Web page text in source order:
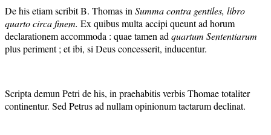
De his etiam scribit B. Thomas in Summa contra gentiles, libro
quarto circa finem. Ex quibus multa accipi queunt ad horum
declarationem accommoda : quae tamen ad quartum Sententiarum
plus periment ; et ibi, si Deus concesserit, inducentur.
Scripta demun Petri de his, in praehabitis verbis Thomae totaliter
continentur. Sed Petrus ad nullam opinionum tactarum declinat.